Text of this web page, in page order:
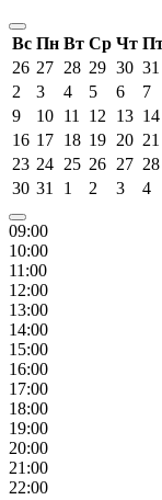
Вс Пн Вт Ср Чт
26 27 28 29 30 31
2
3 4 5 6 7
9
10 11 12 13 14
16 17 18 19 20 21
23 24 25 26 27 28
30 31 1 2 3 4
09:00
10:00
11:00
12:00
13:00
14:00
15:00
16:00
17:00
18:00
19:00
20:00
21:00
22:00